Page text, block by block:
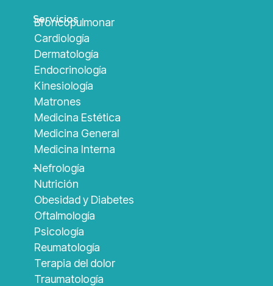
Servicios
Broncopulmonar
Cardiología
Dermatología
Endocrinología
Kinesiología
Matrones
Medicina Estética
Medicina General
Medicina Interna
_
Nefrología
Nutrición
Obesidad y Diabetes
Oftalmología
Psicología
Reumatología
Terapia del dolor
Traumatología